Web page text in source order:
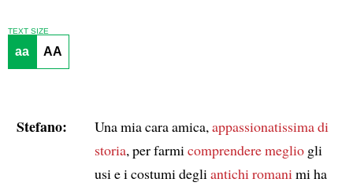
TEXT SIZE
aa AA
Stefano: Una mia cara amica, appassionatissima di
storia, per farmi comprendere megliogli
usi e i costumi degli antichi romani mi ha